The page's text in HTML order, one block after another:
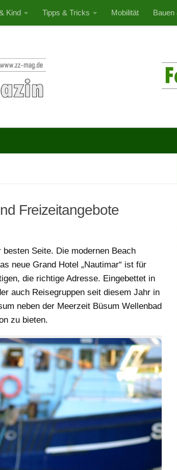
Kind Tipps & Tricks Mobilität Bauen
Freizeitangebote
Seite. Die modernen Beach
neue Grand Hotel „Nautimar“ ist für
die richtige Adresse. Eingebettet in
auch Reisegruppen seit diesem Jahr in
neben der Meerzeit Büsum Wellenbad
zu bieten.